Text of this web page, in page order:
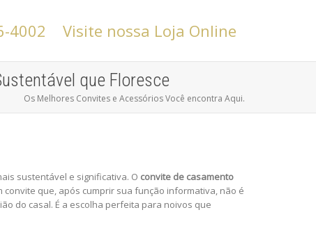
4002 Visite nossa Loja Online
que Floresce
Os Melhores Convites e Acessórios Você encontra Aqui.
sustentável e significativa. O convite de casamento
que, após cumprir sua função informativa, não é
do casal. É a escolha perfeita para noivos que